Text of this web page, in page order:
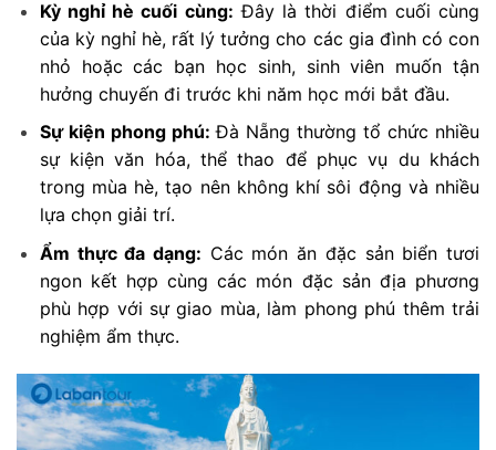
Kỳ nghỉ hè cuối cùng: Đây là thời điểm cuối cùng
của kỳ nghỉ hè, rất lý tưởng cho các gia đình có con
nhỏ hoặc các bạn học sinh, sinh viên muốn tận
hưởng chuyến đi trước khi năm học mới bắt đầu.
Sự kiện phong phú: Đà Nẵng thường tổ chức nhiều
sự kiện văn hóa, thể thao để phục vụ du khách
trong mùa hè, tạo nên không khí sôi động và nhiều
lựa chọn giải trí.
Ẩm thực đa dạng: Các món ăn đặc sản biển tươi
ngon kết hợp cùng các món đặc sản địa phương
phù hợp với sự giao mùa, làm phong phú thêm trải
nghiệm ẩm thực.